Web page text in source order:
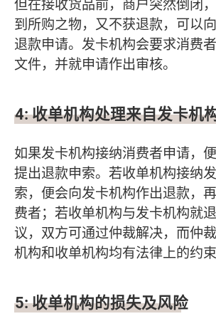
但在接收货品前，商户突然倒闭
到所购之物，又不获退款，可以
退款申请。发卡机构会要求消费
文件，并就申请作出审核。
4:收单机构处理来自发卡机
如果发卡机构接纳消费者申请，
提出退款申索。若收单机构接纳
索，便会向发卡机构作出退款，
费者；若收单机构与发卡机构就
议，双方可通过仲裁解决，而仲
机构和收单机构均有法律上的约束
5:收单机构的损失及风险